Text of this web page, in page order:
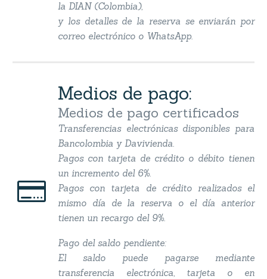
la DIAN (Colombia),
y los detalles de la reserva se enviarán por
correo electrónico o WhatsApp.


Medios de pago:
Medios de pago certificados
Transferencias electrónicas disponibles para
Bancolombia y Davivienda.
Pagos con tarjeta de crédito o débito tienen
un incremento del 6%.
Pagos con tarjeta de crédito realizados el
mismo día de la reserva o el día anterior
tienen un recargo del 9%.
Pago del saldo pendiente:
El saldo puede pagarse mediante
transferencia electrónica, tarjeta o en